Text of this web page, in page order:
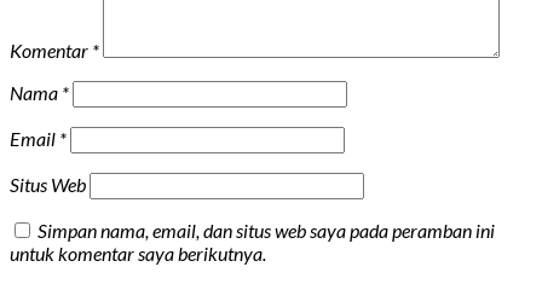
Komentar *
Nama *
Email *
Situs Web
Simpan nama, email, dan situs web saya pada peramban ini
untuk komentar saya berikutnya.